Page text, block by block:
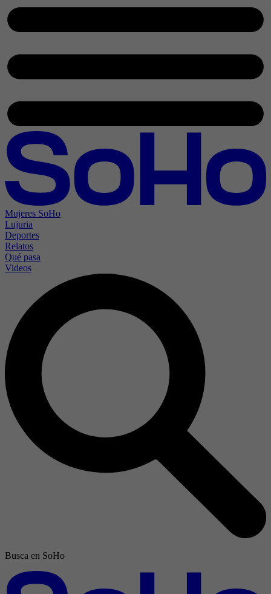
Mujeres SoHo
Lujuria
Deportes
Relatos
Qué pasa
Videos
Busca en SoHo